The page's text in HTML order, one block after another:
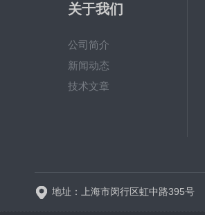
关于我们
公司简介
新闻动态
技术文章
地址：上海市闵行区虹中路395号